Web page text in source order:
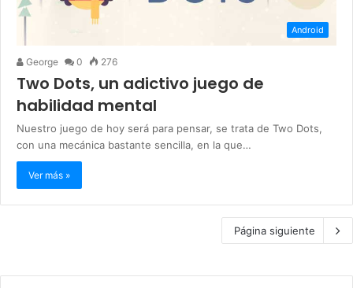
Android
George 0 276
Two Dots, un adictivo juego de
habilidad mental
Nuestro juego de hoy será para pensar, se trata de Two Dots,
con una mecánica bastante sencilla, en la que…
Ver más »
Página siguiente